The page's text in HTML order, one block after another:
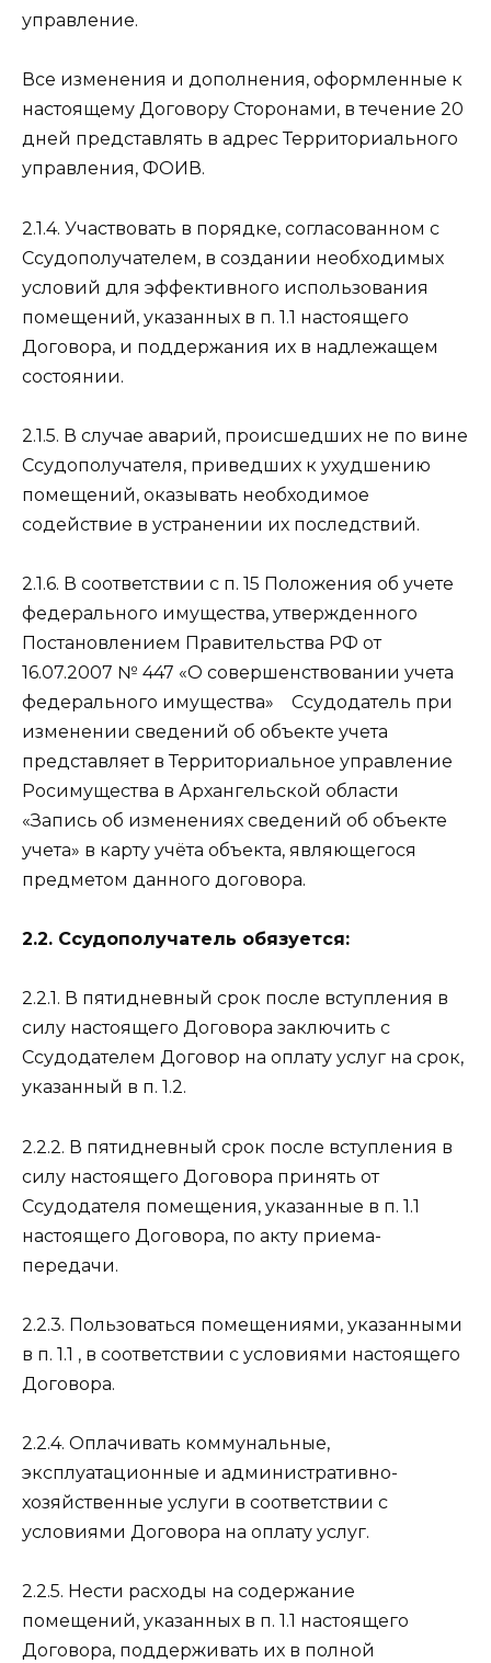
управление.
Все изменения и дополнения, оформленные к
настоящему Договору Сторонами, в течение 20
дней представлять в адрес Территориального
управления, ФОИВ.
2.1.4. Участвовать в порядке, согласованном с
Ссудополучателем, в создании необходимых
условий для эффективного использования
помещений, указанных в п. 1.1 настоящего
Договора, и поддержания их в надлежащем
состоянии.
2.1.5. В случае аварий, происшедших не по вине
Ссудополучателя, приведших к ухудшению
помещений, оказывать необходимое
содействие в устранении их последствий.
2.1.6. В соответствии с п. 15 Положения об учете
федерального имущества, утвержденного
Постановлением Правительства РФ от
16.07.2007 № 447 «О совершенствовании учета
федерального имущества» Ссудодатель при
изменении сведений об объекте учета
представляет в Территориальное управление
Росимущества в Архангельской области
«Запись об изменениях сведений об объекте
учета» в карту учёта объекта, являющегося
предметом данного договора.
2.2. Ссудополучатель обязуется:
2.2.1. В пятидневный срок после вступления в
силу настоящего Договора заключить с
Ссудодателем Договор на оплату услуг на срок,
указанный в п. 1.2.
2.2.2. В пятидневный срок после вступления в
силу настоящего Договора принять от
Ссудодателя помещения, указанные в п. 1.1
настоящего Договора, по акту приема-
передачи.
2.2.3. Пользоваться помещениями, указанными
в п. 1.1 , в соответствии с условиями настоящего
Договора.
2.2.4. Оплачивать коммунальные,
эксплуатационные и административно-
хозяйственные услуги в соответствии с
условиями Договора на оплату услуг.
2.2.5. Нести расходы на содержание
помещений, указанных в п. 1.1 настоящего
Договора, поддерживать их в полной